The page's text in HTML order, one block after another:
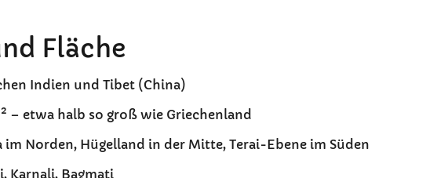
Fläche
Indien und Tibet (China)
– etwa halb so groß wie Griechenland
Norden, Hügelland in der Mitte, Terai-Ebene im Süden
Karnali, Bagmati